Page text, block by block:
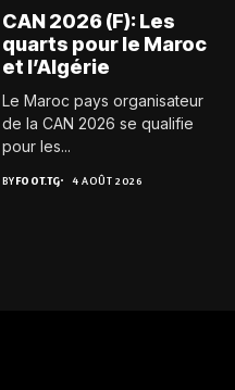
CAN 2026 (F): Les
quarts pour le Maroc
et l’Algérie
Le Maroc pays organisateur
de la CAN 2026 se qualifie
pour les...
BYFOOT.TG 4 AOÛT 2026